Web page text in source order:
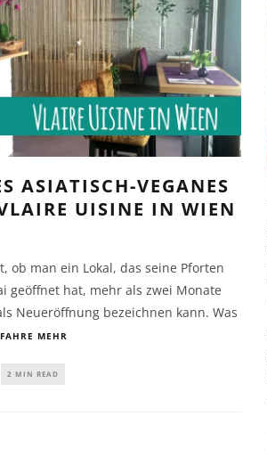
ASIATISCH-VEGANES
UISINE IN WIEN
ob man ein Lokal, das seine Pforten
geöffnet hat, mehr als zwei Monate
Neueröffnung bezeichnen kann. Was
MEHR
2 MIN READ